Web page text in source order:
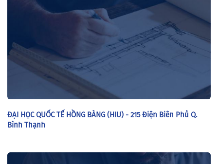
ĐẠI HỌC QUỐC TẾ HỒNG BÀNG (HIU) - 215 Điện Biên Phủ Q.
Bình Thạnh